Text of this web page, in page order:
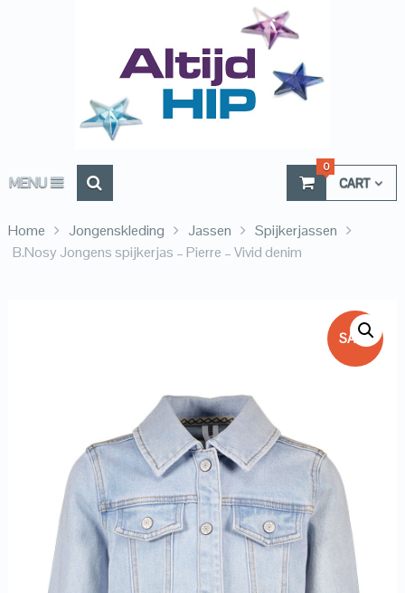
MENU CART
0
Home Jongenskleding Jassen
Spijkerjassen
B.Nosy Jongens spijkerjas – Pierre – Vivid denim
SALE!